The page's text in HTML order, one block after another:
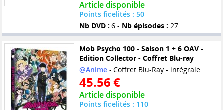
Article disponible
Points fidelités : 50
Nb DVD : 6 - Nb épisodes : 27
Mob Psycho 100 - Saison 1 + 6 OAV -
Edition Collector - Coffret Blu-ray
@Anime- Coffret Blu-Ray - intégrale
45.56 €
Article disponible
Points fidelités : 110